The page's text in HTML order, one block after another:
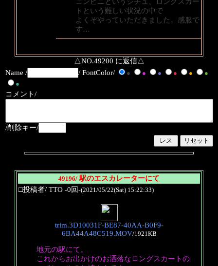
トという難しい状況の中で
よくぞやっていただきました。感服で
す…
△NO.49200 に返信△
Name /
/ FontColor/ ● ● ● ● ●
●
●
コメント/
/削除キー/
49196/ 駅のエスカレーターにて
□投稿者/ TTO -0回-(2021/05/22(Sat) 15:22:33)
trim.3D10031F-BE87-40AA-B0F9-
6BA44A48C519.MOV/1921KB
地元の駅にて。
これからお出かけのお洒落なロングスカートの